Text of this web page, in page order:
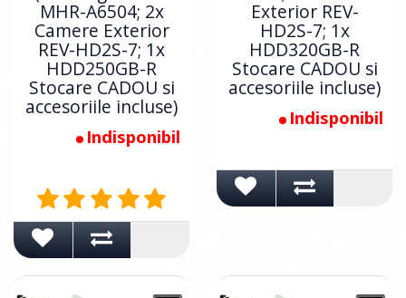
MHR-A6504; 2x
Camere Exterior
REV-HD2S-7; 1x
HDD250GB-R
Stocare CADOU si
accesoriile incluse)
Indisponibil
Exterior REV-
HD2S-7; 1x
HDD320GB-R
Stocare CADOU si
accesoriile incluse)
Indisponibil